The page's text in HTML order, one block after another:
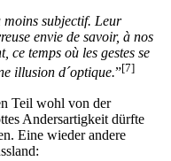
moins subjectif. Leur
envie de savoir, à nos
ce temps où les gestes se
illusion d´optique.”[7]
Teil wohl von der
Andersartigkeit dürfte
Eine wieder andere